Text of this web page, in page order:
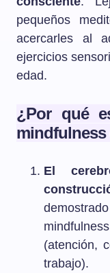
pequeños
acercarles al
ejercicios
edad.
¿Por qué
mindfulness
El
(atención,
trabajo).